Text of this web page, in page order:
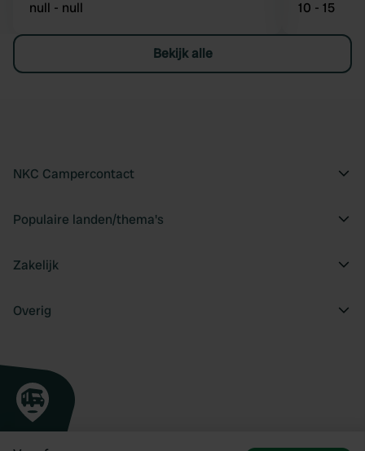
null - null 10 - 15
Bekijk alle
NKC Campercontact
Populaire landen/thema's
Zakelijk
Overig